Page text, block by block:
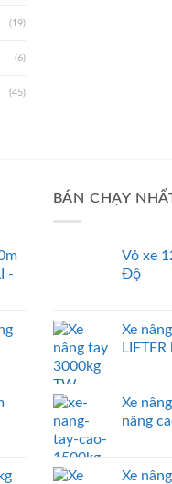
(19)
(6)
(45)
-
BÁN CHẠY
Vỏ xe
Độ
Xe
Xe
nâng
Xe